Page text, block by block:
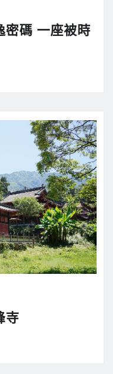
密碼 一座被時
寺